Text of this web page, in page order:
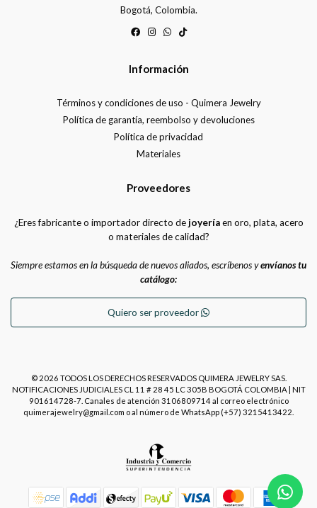
Bogotá, Colombia.
Información
Términos y condiciones de uso - Quimera Jewelry
Política de garantía, reembolso y devoluciones
Política de privacidad
Materiales
Proveedores
¿Eres fabricante o importador directo dejoyeríaen oro, plata, acero
o materiales de calidad?
Siempre estamos en la búsqueda de nuevos aliados, escríbenos yenvíanos tu
catálogo:
Quiero ser proveedor
© 2026 TODOS LOS DERECHOS RESERVADOS QUIMERA JEWELRY SAS.
NOTIFICACIONES JUDICIALES CL 11 # 28 45 LC 305B BOGOTÁ COLOMBIA | NIT
901614728-7. Canales de atención 3106809714 al correo electrónico
quimerajewelry@gmail.com o al número de WhatsApp (+57) 3215413422.